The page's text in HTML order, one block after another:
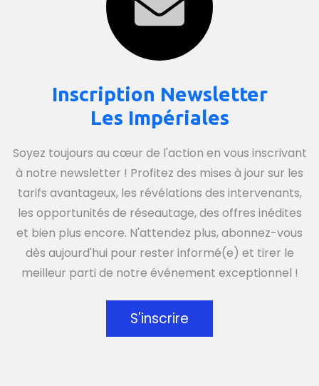
Inscription Newsletter
Les Impériales
Soyez toujours au cœur de l'action en vous inscrivant
à notre newsletter ! Profitez des mises à jour sur les
tarifs avantageux, les révélations des intervenants,
les opportunités de réseautage, des offres inédites
et bien plus encore. N'attendez plus, abonnez-vous
dès aujourd'hui pour rester informé(e) et tirer le
meilleur parti de notre événement exceptionnel !
S'inscrire